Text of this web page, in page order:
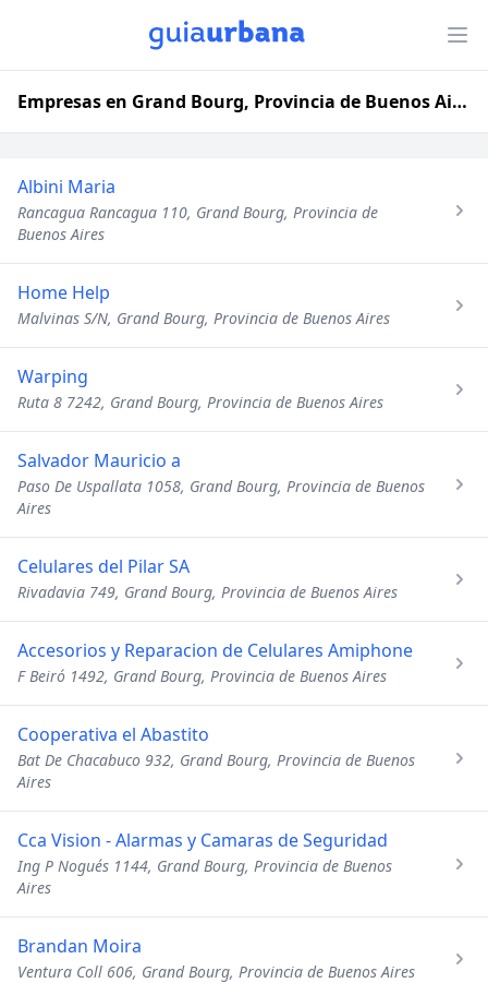
Empresas en Grand Bourg, Provincia de Buenos Aires
Albini Maria
Rancagua Rancagua 110, Grand Bourg, Provincia de
Buenos Aires
Home Help
Malvinas S/N, Grand Bourg, Provincia de Buenos Aires
Warping
Ruta 8 7242, Grand Bourg, Provincia de Buenos Aires
Salvador Mauricio a
Paso De Uspallata 1058, Grand Bourg, Provincia de Buenos
Aires
Celulares del Pilar SA
Rivadavia 749, Grand Bourg, Provincia de Buenos Aires
Accesorios y Reparacion de Celulares Amiphone
F Beiró 1492, Grand Bourg, Provincia de Buenos Aires
Cooperativa el Abastito
Bat De Chacabuco 932, Grand Bourg, Provincia de Buenos
Aires
Cca Vision - Alarmas y Camaras de Seguridad
Ing P Nogués 1144, Grand Bourg, Provincia de Buenos
Aires
Brandan Moira
Ventura Coll 606, Grand Bourg, Provincia de Buenos Aires